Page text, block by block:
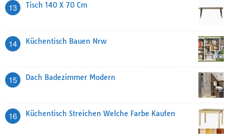
13 Tisch 140 X 70 Cm
14 Küchentisch Bauen Nrw
15 Dach Badezimmer Modern
16 Küchentisch Streichen Welche Farbe Kaufen